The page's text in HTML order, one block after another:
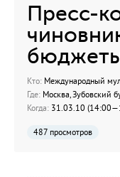
Пресс-
Кто: Международный
Где: Москва, Зубовский
Когда: 31.03.10
487 просмотров